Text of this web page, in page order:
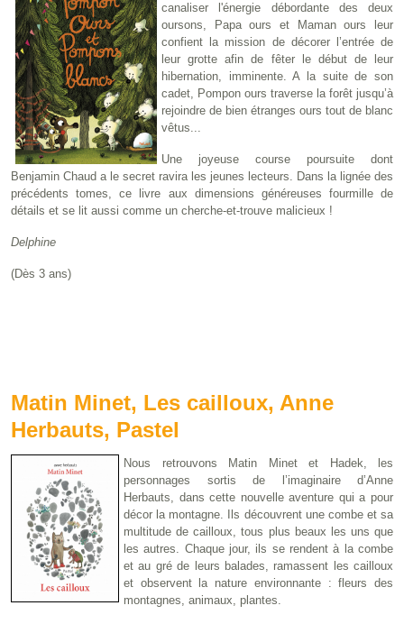
canaliser l'énergie débordante des deux
oursons, Papa ours et Maman ours leur
confient la mission de décorer l’entrée de
leur grotte afin de fêter le début de leur
hibernation, imminente. A la suite de son
cadet, Pompon ours traverse la forêt jusqu’à
rejoindre de bien étranges ours tout de blanc
vêtus...
Une joyeuse course poursuite dont
Benjamin Chaud a le secret ravira les jeunes lecteurs. Dans la lignée des
précédents tomes, ce livre aux dimensions généreuses fourmille de
détails et se lit aussi comme un cherche-et-trouve malicieux !
Delphine
(Dès 3 ans)
Matin Minet, Les cailloux, Anne
Herbauts, Pastel
Nous retrouvons Matin Minet et Hadek, les
personnages sortis de l’imaginaire d’Anne
Herbauts, dans cette nouvelle aventure qui a pour
décor la montagne. Ils découvrent une combe et sa
multitude de cailloux, tous plus beaux les uns que
les autres. Chaque jour, ils se rendent à la combe
et au gré de leurs balades, ramassent les cailloux
et observent la nature environnante : fleurs des
montagnes, animaux, plantes.